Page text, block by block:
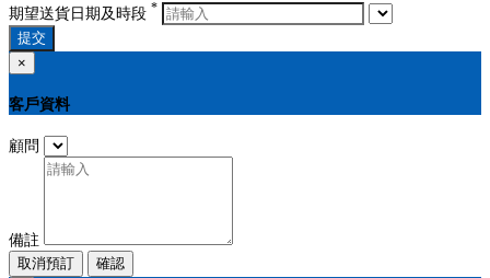
期望送貨日期及時段 *
提交
×
客戶資料
顧問
備註
取消預訂
確認